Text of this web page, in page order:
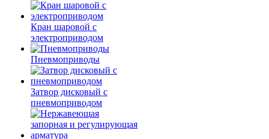
Кран шаровой с
электроприводом
Пневмоприводы
Затвор дисковый с
пневмоприводом